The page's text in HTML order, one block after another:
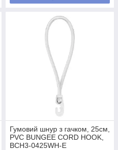
Гумовий шнур з гачком, 25см,
PVC BUNGEE CORD HOOK,
BCH3-0425WH-E